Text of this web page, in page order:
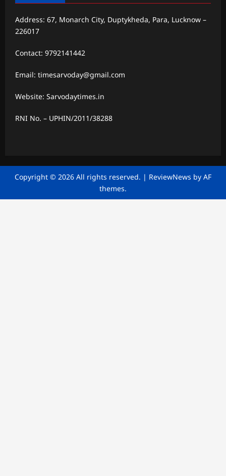
Address: 67, Monarch City, Duptykheda, Para, Lucknow –
226017
Contact: 9792141442
Email: timesarvoday@gmail.com
Website: Sarvodaytimes.in
RNI No. – UPHIN/2011/38288
Copyright © 2026 All rights reserved. | ReviewNews by AF
themes.